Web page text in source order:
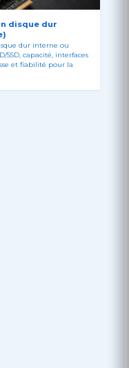
disque dur
dur interne ou
SSD, capacité, interfaces
et fiabilité pour la